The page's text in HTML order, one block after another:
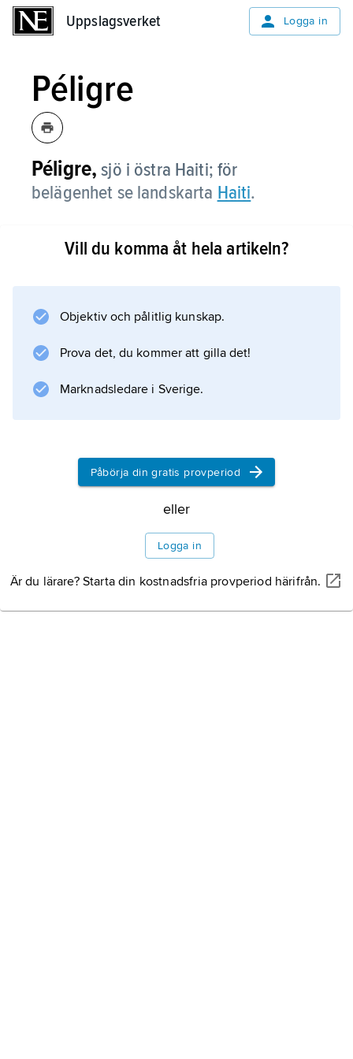
Uppslagsverket Logga in
Péligre
Péligre, sjö i östra Haiti; för
belägenhet se landskarta Haiti.
Vill du komma åt hela artikeln?
Objektiv och pålitlig kunskap.
Prova det, du kommer att gilla det!
Marknadsledare i Sverige.
Påbörja din gratis provperiod
eller
Logga in
Är du lärare? Starta din kostnadsfria provperiod härifrån.